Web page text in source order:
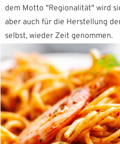
dem Motto "Regionalität" wird
aber auch für die Herstellung
selbst, wieder Zeit genommen.